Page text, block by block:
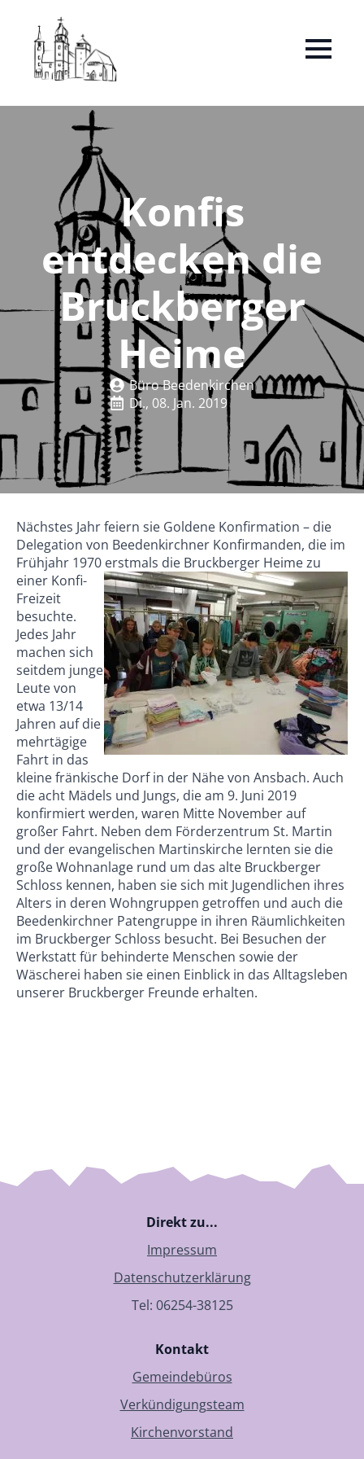
Konfis
entdecken die
Bruckberger
Heime
Büro Beedenkirchen
Di., 08. Jan. 2019
Nächstes Jahr feiern sie Goldene Konfirmation – die
Delegation von Beedenkirchner Konfirmanden, die im
Frühjahr 1970 erstmals die Bruckberger Heime zu
einer Konfi-
Freizeit
besuchte.
Jedes Jahr
machen sich
seitdem junge
Leute von
etwa 13/14
Jahren auf die
mehrtägige
Fahrt in das
kleine fränkische Dorf in der Nähe von Ansbach. Auch
die acht Mädels und Jungs, die am 9. Juni 2019
konfirmiert werden, waren Mitte November auf
großer Fahrt. Neben dem Förderzentrum St. Martin
und der evangelischen Martinskirche lernten sie die
große Wohnanlage rund um das alte Bruckberger
Schloss kennen, haben sie sich mit Jugendlichen ihres
Alters in deren Wohngruppen getroffen und auch die
Beedenkirchner Patengruppe in ihren Räumlichkeiten
im Bruckberger Schloss besucht. Bei Besuchen der
Werkstatt für behinderte Menschen sowie der
Wäscherei haben sie einen Einblick in das Alltagsleben
unserer Bruckberger Freunde erhalten.
Direkt zu...
Impressum
Datenschutzerklärung
Tel: 06254-38125
Kontakt
Gemeindebüros
Verkündigungsteam
Kirchenvorstand